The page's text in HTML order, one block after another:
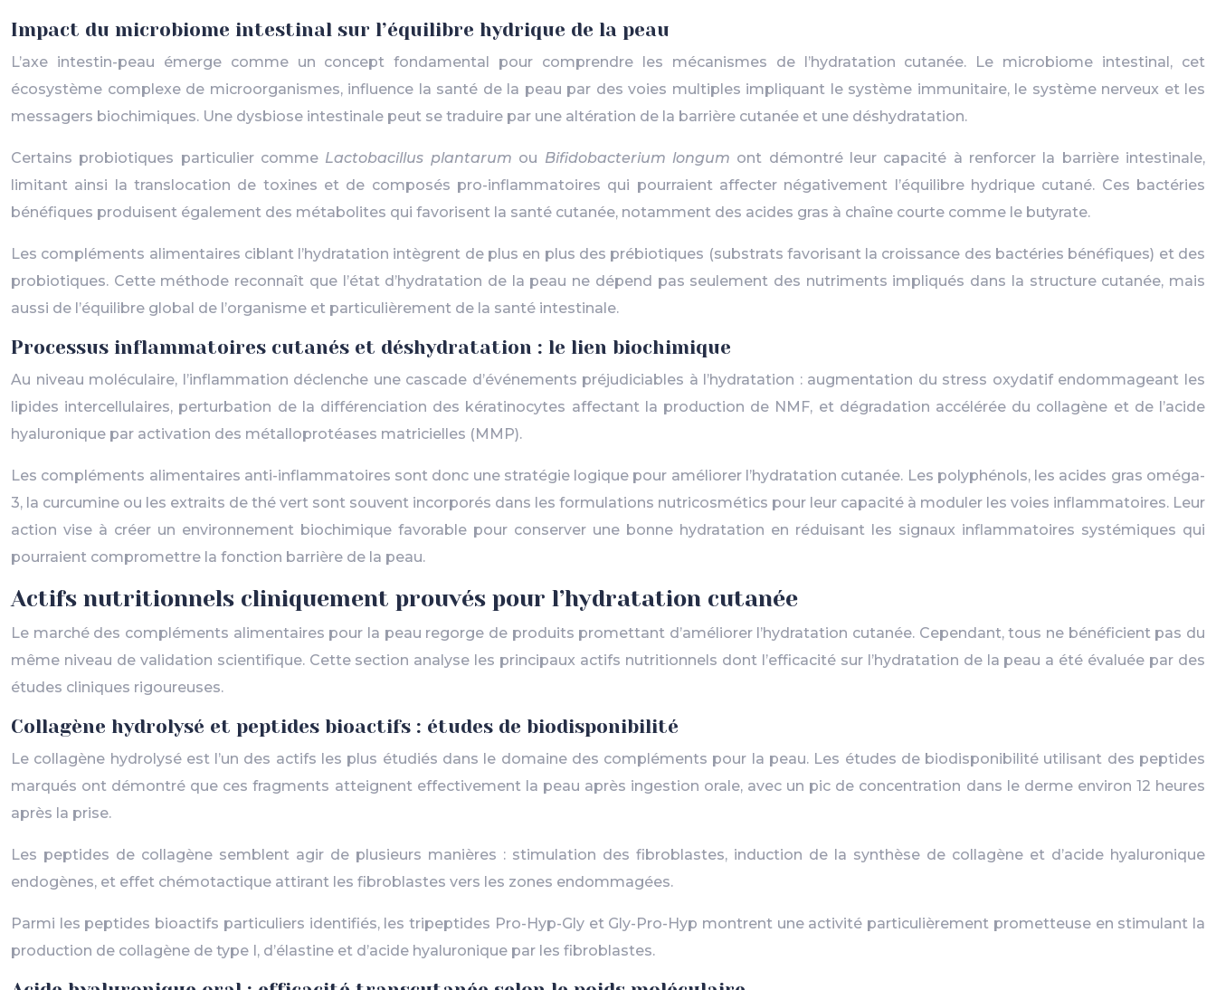
Impact du microbiome intestinal sur l’équilibre hydrique de la peau
L’axe intestin-peau émerge comme un concept fondamental pour comprendre les mécanismes de l’hydratation cutanée. Le microbiome intestinal, cet
écosystème complexe de microorganismes, influence la santé de la peau par des voies multiples impliquant le système immunitaire, le système nerveux et les
messagers biochimiques. Une dysbiose intestinale peut se traduire par une altération de la barrière cutanée et une déshydratation.
Certains probiotiques particulier comme Lactobacillus plantarum ou Bifidobacterium longum ont démontré leur capacité à renforcer la barrière intestinale,
limitant ainsi la translocation de toxines et de composés pro-inflammatoires qui pourraient affecter négativement l’équilibre hydrique cutané. Ces bactéries
bénéfiques produisent également des métabolites qui favorisent la santé cutanée, notamment des acides gras à chaîne courte comme le butyrate.
Les compléments alimentaires ciblant l’hydratation intègrent de plus en plus des prébiotiques (substrats favorisant la croissance des bactéries bénéfiques) et des
probiotiques. Cette méthode reconnaît que l’état d’hydratation de la peau ne dépend pas seulement des nutriments impliqués dans la structure cutanée, mais
aussi de l’équilibre global de l’organisme et particulièrement de la santé intestinale.
Processus inflammatoires cutanés et déshydratation : le lien biochimique
Au niveau moléculaire, l’inflammation déclenche une cascade d’événements préjudiciables à l’hydratation : augmentation du stress oxydatif endommageant les
lipides intercellulaires, perturbation de la différenciation des kératinocytes affectant la production de NMF, et dégradation accélérée du collagène et de l’acide
hyaluronique par activation des métalloprotéases matricielles (MMP).
Les compléments alimentaires anti-inflammatoires sont donc une stratégie logique pour améliorer l’hydratation cutanée. Les polyphénols, les acides gras oméga-
3, la curcumine ou les extraits de thé vert sont souvent incorporés dans les formulations nutricosmétics pour leur capacité à moduler les voies inflammatoires. Leur
action vise à créer un environnement biochimique favorable pour conserver une bonne hydratation en réduisant les signaux inflammatoires systémiques qui
pourraient compromettre la fonction barrière de la peau.
Actifs nutritionnels cliniquement prouvés pour l’hydratation cutanée
Le marché des compléments alimentaires pour la peau regorge de produits promettant d’améliorer l’hydratation cutanée. Cependant, tous ne bénéficient pas du
même niveau de validation scientifique. Cette section analyse les principaux actifs nutritionnels dont l’efficacité sur l’hydratation de la peau a été évaluée par des
études cliniques rigoureuses.
Collagène hydrolysé et peptides bioactifs : études de biodisponibilité
Le collagène hydrolysé est l’un des actifs les plus étudiés dans le domaine des compléments pour la peau. Les études de biodisponibilité utilisant des peptides
marqués ont démontré que ces fragments atteignent effectivement la peau après ingestion orale, avec un pic de concentration dans le derme environ 12 heures
après la prise.
Les peptides de collagène semblent agir de plusieurs manières : stimulation des fibroblastes, induction de la synthèse de collagène et d’acide hyaluronique
endogènes, et effet chémotactique attirant les fibroblastes vers les zones endommagées.
Parmi les peptides bioactifs particuliers identifiés, les tripeptides Pro-Hyp-Gly et Gly-Pro-Hyp montrent une activité particulièrement prometteuse en stimulant la
production de collagène de type I, d’élastine et d’acide hyaluronique par les fibroblastes.